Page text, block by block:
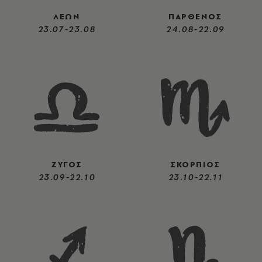
ΛΕΩΝ
23.07-23.08
ΠΑΡΘΕΝΟΣ
24.08-22.09
ΖΥΓΟΣ
23.09-22.10
ΣΚΟΡΠΙΟΣ
23.10-22.11